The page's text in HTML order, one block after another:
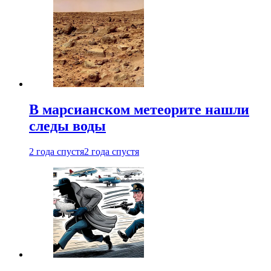
В марсианском метеорите нашли
следы воды
2 года спустя2 года спустя